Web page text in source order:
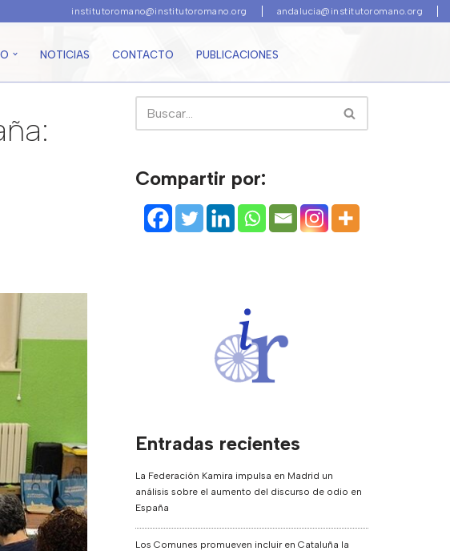
institutoromano@institutoromano.org andalucia@institutoromano.org
NOTICIAS CONTACTO PUBLICACIONES
Compartir por:
Entradas recientes
La Federación Kamira impulsa en Madrid un
análisis sobre el aumento del discurso de odio en
España
Los Comunes promueven incluir en Cataluña la